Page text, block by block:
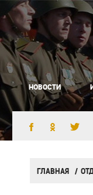
НОВОСТИ
ГЛАВНАЯ